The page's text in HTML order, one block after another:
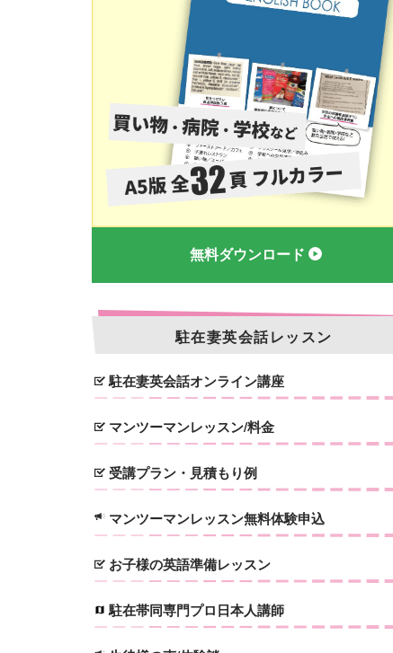
無料ダウンロード
駐在妻英会話レッスン
駐在妻英会話オンライン講座
マンツーマンレッスン/料金
受講プラン・見積もり例
マンツーマンレッスン無料体験申込
お子様の英語準備レッスン
駐在帯同専門プロ日本人講師